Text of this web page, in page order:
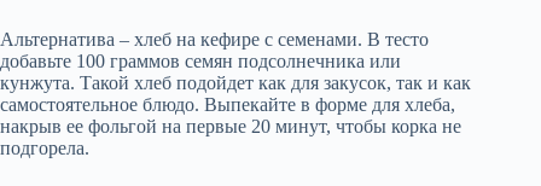
Альтернатива – хлеб на кефире с семенами. В тесто
добавьте 100 граммов семян подсолнечника или
кунжута. Такой хлеб подойдет как для закусок, так и как
самостоятельное блюдо. Выпекайте в форме для хлеба,
накрыв ее фольгой на первые 20 минут, чтобы корка не
подгорела.